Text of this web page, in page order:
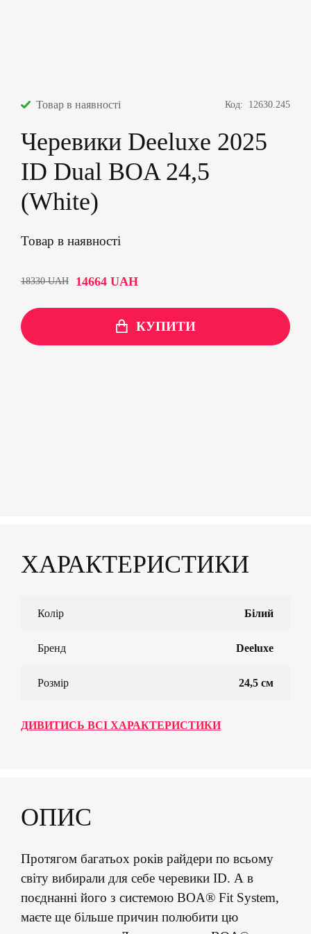
Товар в наявності Код: 12630.245
Черевики Deeluxe 2025
ID Dual BOA 24,5
(White)
Товар в наявності
18330UAH 14664 UAH
КУПИТИ
ХАРАКТЕРИСТИКИ
Колір Білий
Бренд Deeluxe
Розмір 24,5 см
ДИВИТИСЬ ВСІ ХАРАКТЕРИСТИКИ
ОПИС
Протягом багатьох років райдери по всьому
світу вибирали для себе черевики ID. А в
поєднанні його з системою BOA® Fit System,
маєте ще більше причин полюбити цю